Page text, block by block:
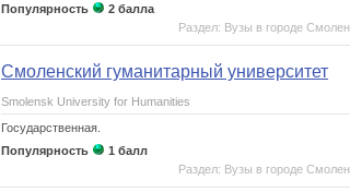
Популярность
2 балла
Раздел: Вузы в городе
Смоленский гуманитарный университет
Smolensk University for Humanities
Государственная.
Популярность
1 балл
Раздел: Вузы в городе